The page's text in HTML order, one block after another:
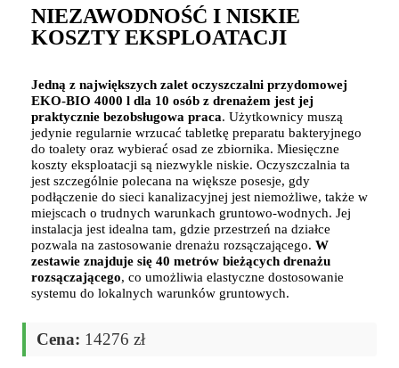
NIEZAWODNOŚĆ I NISKIE
KOSZTY EKSPLOATACJI
Jedną z największych zalet oczyszczalni przydomowej
EKO-BIO 4000 l dla 10 osób z drenażem jest jej
praktycznie bezobsługowa praca. Użytkownicy muszą
jedynie regularnie wrzucać tabletkę preparatu bakteryjnego
do toalety oraz wybierać osad ze zbiornika. Miesięczne
koszty eksploatacji są niezwykle niskie. Oczyszczalnia ta
jest szczególnie polecana na większe posesje, gdy
podłączenie do sieci kanalizacyjnej jest niemożliwe, także w
miejscach o trudnych warunkach gruntowo-wodnych. Jej
instalacja jest idealna tam, gdzie przestrzeń na działce
pozwala na zastosowanie drenażu rozsączającego. W
zestawie znajduje się 40 metrów bieżących drenażu
rozsączającego, co umożliwia elastyczne dostosowanie
systemu do lokalnych warunków gruntowych.
Cena: 14276 zł